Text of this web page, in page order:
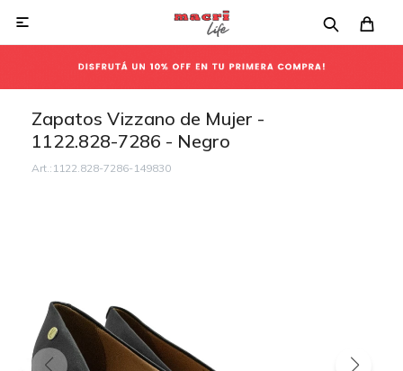

Zapatos Vizzano de Mujer -
1122.828-7286 - Negro
1122.828-7286-149830